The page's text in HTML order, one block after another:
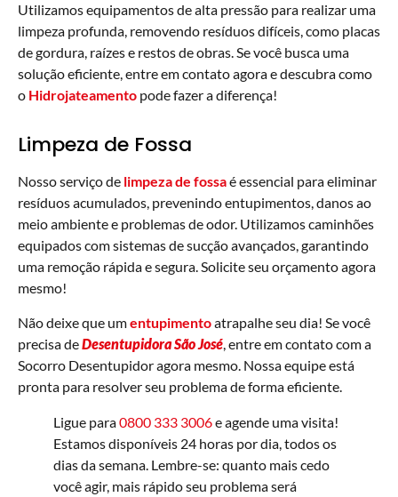
Utilizamos equipamentos de alta pressão para realizar uma
limpeza profunda, removendo resíduos difíceis, como placas
de gordura, raízes e restos de obras. Se você busca uma
solução eficiente, entre em contato agora e descubra como
o Hidrojateamento pode fazer a diferença!
Limpeza de Fossa
Nosso serviço de limpeza de fossaé essencial para eliminar
resíduos acumulados, prevenindo entupimentos, danos ao
meio ambiente e problemas de odor. Utilizamos caminhões
equipados com sistemas de sucção avançados, garantindo
uma remoção rápida e segura. Solicite seu orçamento agora
mesmo!
Não deixe que umentupimentoatrapalhe seu dia! Se você
precisa deDesentupidora São José , entre em contato com a
Socorro Desentupidor agora mesmo. Nossa equipe está
pronta para resolver seu problema de forma eficiente.
Ligue para0800 333 3006e agende uma visita!
Estamos disponíveis 24 horas por dia, todos os
dias da semana. Lembre-se: quanto mais cedo
você agir, mais rápido seu problema será